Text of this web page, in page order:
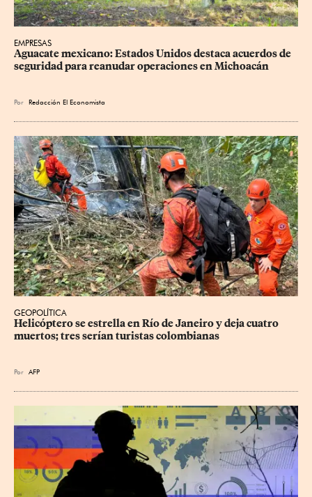
EMPRESAS
Aguacate mexicano: Estados Unidos destaca acuerdos de
seguridad para reanudar operaciones en Michoacán
Por Redacción El Economista
GEOPOLÍTICA
Helicóptero se estrella en Río de Janeiro y deja cuatro
muertos; tres serían turistas colombianas
Por AFP